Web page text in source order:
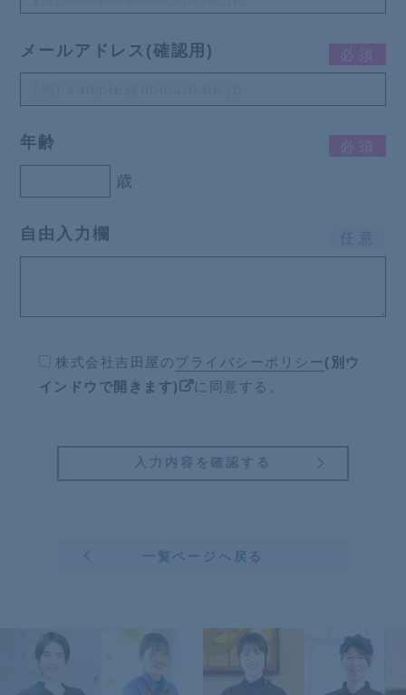
メールアドレス(確認用) 必 須
年齢 必 須
歳
自由入力欄 任 意
株式会社吉田屋の プライバシーポリシー(別ウ
インドウで開きます)
に同意する。
一覧ページへ戻る